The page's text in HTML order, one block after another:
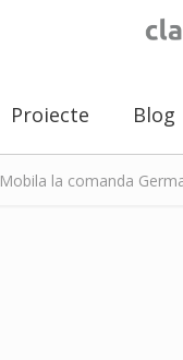
Proiecte Blog
Mobila la comanda